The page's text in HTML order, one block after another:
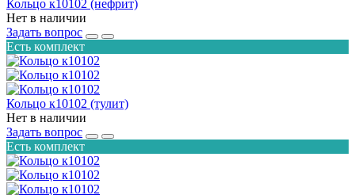
Кольцо к10102 (нефрит)
Нет в наличии
Задать вопрос
Есть комплект
Кольцо к10102 (тулит)
Нет в наличии
Задать вопрос
Есть комплект